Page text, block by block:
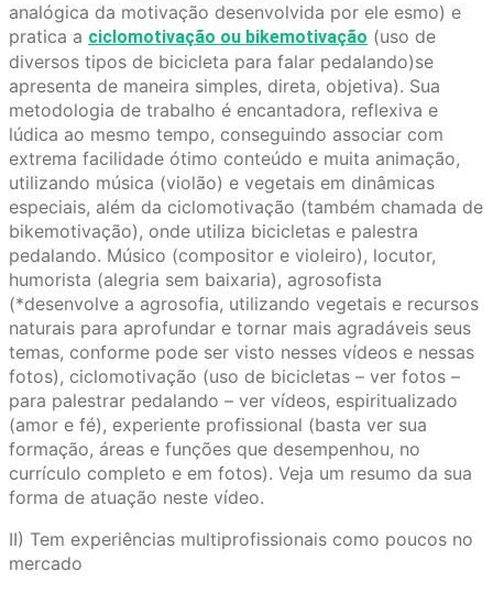
analógica da motivação desenvolvida por ele esmo) e
pratica a ciclomotivação ou bikemotivação (uso de
diversos tipos de bicicleta para falar pedalando)se
apresenta de maneira simples, direta, objetiva). Sua
metodologia de trabalho é encantadora, reflexiva e
lúdica ao mesmo tempo, conseguindo associar com
extrema facilidade ótimo conteúdo e muita animação,
utilizando música (violão) e vegetais em dinâmicas
especiais, além da ciclomotivação (também chamada de
bikemotivação), onde utiliza bicicletas e palestra
pedalando. Músico (compositor e violeiro), locutor,
humorista (alegria sem baixaria), agrosofista
(*desenvolve a agrosofia, utilizando vegetais e recursos
naturais para aprofundar e tornar mais agradáveis seus
temas, conforme pode ser visto nesses vídeos e nessas
fotos), ciclomotivação (uso de bicicletas – ver fotos –
para palestrar pedalando – ver vídeos, espiritualizado
(amor e fé), experiente profissional (basta ver sua
formação, áreas e funções que desempenhou, no
currículo completo e em fotos). Veja um resumo da sua
forma de atuação neste vídeo.
II) Tem experiências multiprofissionais como poucos no
mercado